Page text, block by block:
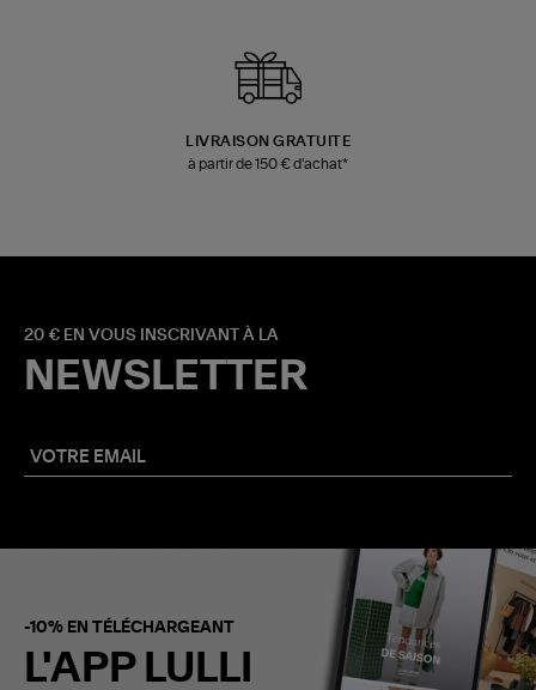
LIVRAISON GRATUITE
à partir de 150 € d'achat*
20 € EN VOUS INSCRIVANT À LA
NEWSLETTER
-10% EN TÉLÉCHARGEANT
L'APP LULLI